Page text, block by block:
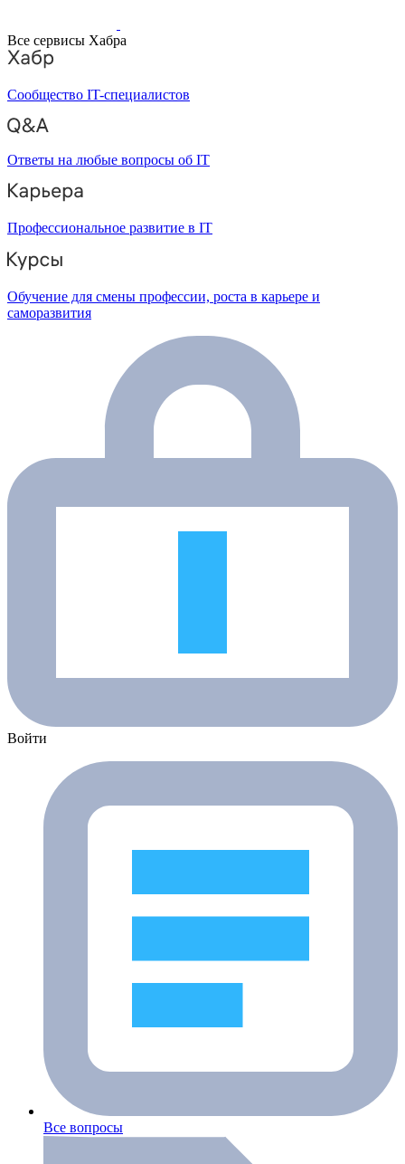
Все сервисы Хабра
Сообщество IT-специалистов
Ответы на любые вопросы об IT
Профессиональное развитие в IT
Обучение для смены профессии, роста в карьере и
саморазвития
Войти
Все вопросы